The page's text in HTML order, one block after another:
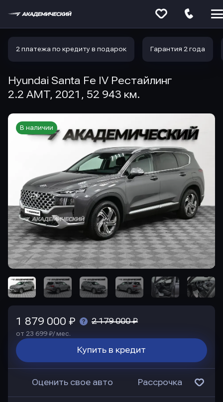
2 платежа по кредиту в подарок Гарантия 2 года
Hyundai Santa Fe IV Рестайлинг
2.2 AMT, 2021, 52 943 км.
В наличии
1 879 000 ₽ 2 179 000 ₽
от 23 699 ₽/ мес.
Купить в кредит
Оценить свое авто Рассрочка